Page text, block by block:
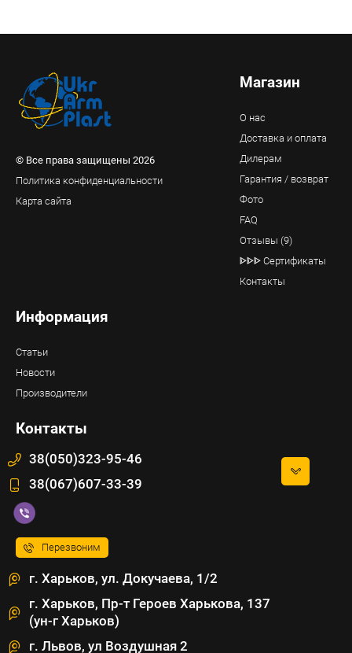
© Все права защищены 2026
Политика конфиденциальности
Карта сайта
Магазин
О нас
Доставка и оплата
Дилерам
Гарантия / возврат
Фото
FAQ
Отзывы (9)
ᐈᐈᐈ Сертификаты
Контакты
Информация
Статьи
Новости
Производители
Контакты
38(050)323-95-46
38(067)607-33-39
Перезвоним
г. Харьков, ул. Докучаева, 1/2
г. Харьков, Пр-т Героев Харькова, 137
(ун-г Харьков)
г. Львов, ул Воздушная 2